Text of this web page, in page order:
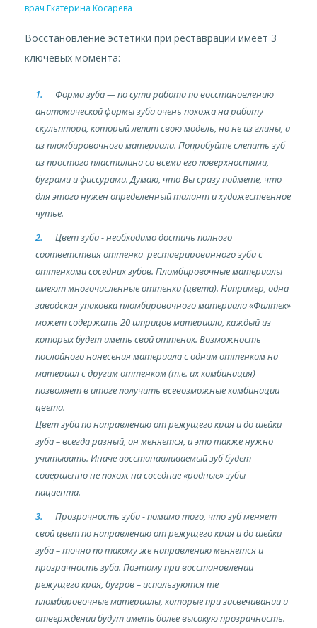
врач Екатерина Косарева
Восстановление эстетики при реставрации имеет 3
ключевых момента:
Форма зуба — по сути работа по восстановлению
анатомической формы зуба очень похожа на работу
скульптора, который лепит свою модель, но не из глины, а
из пломбировочного материала. Попробуйте слепить зуб
из простого пластилина со всеми его поверхностями,
буграми и фиссурами. Думаю, что Вы сразу поймете, что
для этого нужен определенный талант и художественное
чутье.
Цвет зуба - необходимо достичь полного
соответствия оттенка реставрированного зуба с
оттенками соседних зубов. Пломбировочные материалы
имеют многочисленные оттенки (цвета). Например, одна
заводская упаковка пломбировочного материала «Филтек»
может содержать 20 шприцов материала, каждый из
которых будет иметь свой оттенок. Возможность
послойного нанесения материала с одним оттенком на
материал с другим оттенком (т.е. их комбинация)
позволяет в итоге получить всевозможные комбинации
цвета.
Цвет зуба по направлению от режущего края и до шейки
зуба – всегда разный, он меняется, и это также нужно
учитывать. Иначе восстанавливаемый зуб будет
совершенно не похож на соседние «родные» зубы
пациента.
Прозрачность зуба - помимо того, что зуб меняет
свой цвет по направлению от режущего края и до шейки
зуба – точно по такому же направлению меняется и
прозрачность зуба. Поэтому при восстановлении
режущего края, бугров – используются те
пломбировочные материалы, которые при засвечивании и
отверждении будут иметь более высокую прозрачность.